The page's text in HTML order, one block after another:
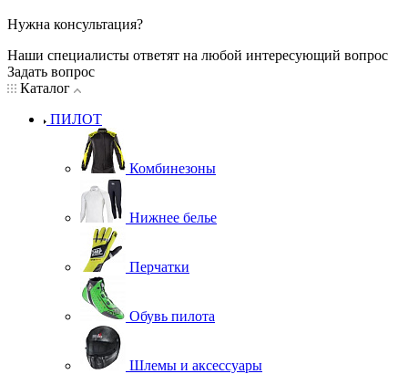
Нужна консультация?
Наши специалисты ответят на любой интересующий вопрос
Задать вопрос
Каталог
ПИЛОТ
Комбинезоны
Нижнее белье
Перчатки
Обувь пилота
Шлемы и аксессуары